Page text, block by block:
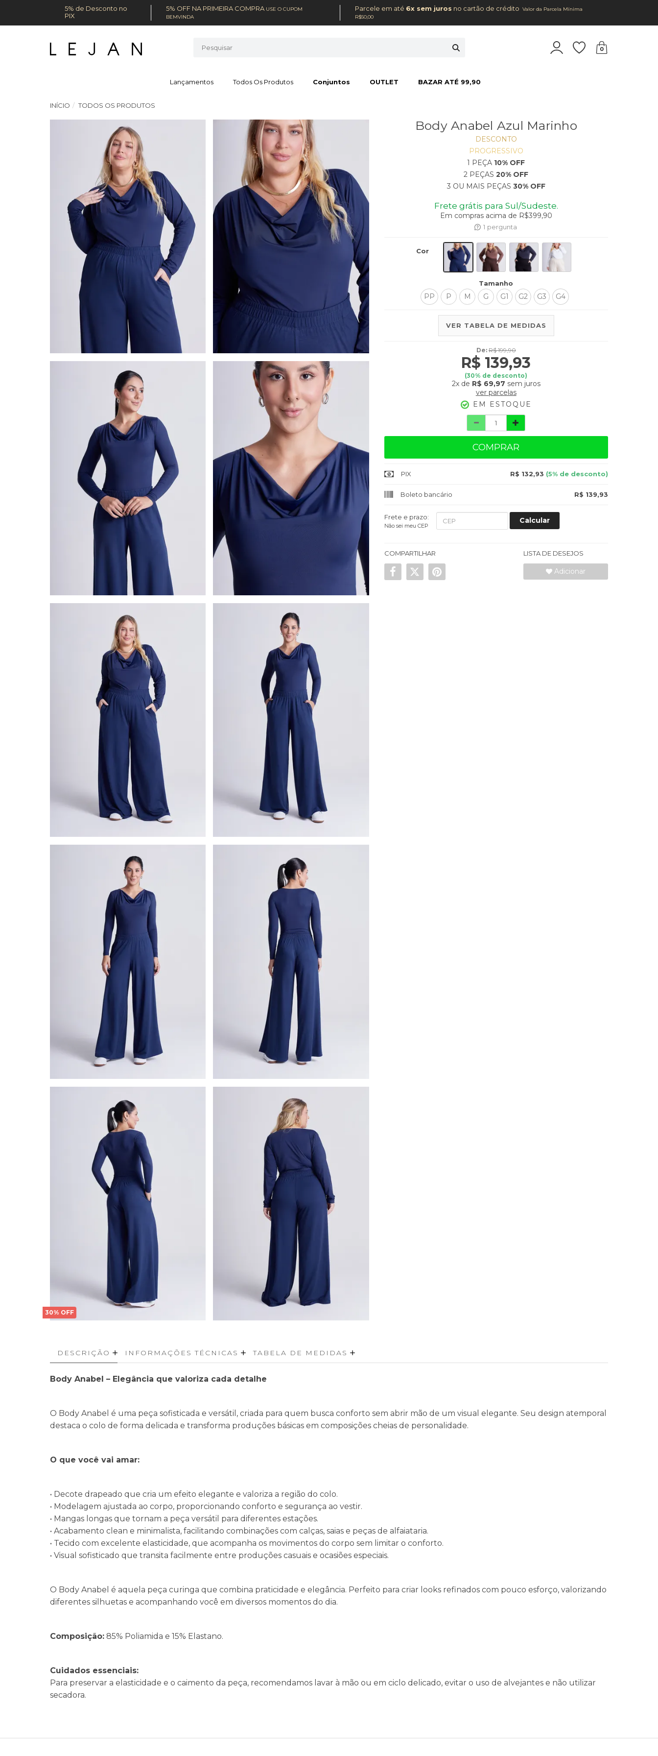
5% de Desconto no
PIX
5% OFF NA PRIMEIRA COMPRA USE O CUPOM
BEMVINDA
Parcele em até 6x sem juros no cartão de crédito Valor da Parcela Mínima
R$50,00
0
Lançamentos Todos Os Produtos Conjuntos OUTLET BAZAR ATÉ 99,90
INÍCIO TODOS OS PRODUTOS
30% OFF
Body Anabel Azul Marinho
DESCONTO
PROGRESSIVO
1 PEÇA 10% OFF
2 PEÇAS20% OFF
3 OU MAIS PEÇAS 30% OFF
Frete grátis para Sul/Sudeste.
Em compras acima de R$399,90
1 pergunta
Cor
Tamanho
PP P M G G1 G2 G3 G4
VER TABELA DE MEDIDAS
De:R$ 199,90
R$ 139,93
(30% de desconto)
2xde R$ 69,97 sem juros
ver parcelas
EM ESTOQUE
COMPRAR
PIX R$ 132,93 (5% de desconto)
Boleto bancário R$ 139,93
Frete e prazo:
Não sei meu CEP
Calcular
COMPARTILHAR LISTA DE DESEJOS
Adicionar
DESCRIÇÃO INFORMAÇÕES TÉCNICAS TABELA DE MEDIDAS
Body Anabel – Elegância que valoriza cada detalhe
O Body Anabel é uma peça sofisticada e versátil, criada para quem busca conforto sem abrir mão de um visual elegante. Seu design atemporal
destaca o colo de forma delicada e transforma produções básicas em composições cheias de personalidade.
O que você vai amar:
• Decote drapeado que cria um efeito elegante e valoriza a região do colo.
• Modelagem ajustada ao corpo, proporcionando conforto e segurança ao vestir.
• Mangas longas que tornam a peça versátil para diferentes estações.
• Acabamento clean e minimalista, facilitando combinações com calças, saias e peças de alfaiataria.
• Tecido com excelente elasticidade, que acompanha os movimentos do corpo sem limitar o conforto.
• Visual sofisticado que transita facilmente entre produções casuais e ocasiões especiais.
O Body Anabel é aquela peça curinga que combina praticidade e elegância. Perfeito para criar looks refinados com pouco esforço, valorizando
diferentes silhuetas e acompanhando você em diversos momentos do dia.
Composição: 85% Poliamida e 15% Elastano.
Cuidados essenciais:
Para preservar a elasticidade e o caimento da peça, recomendamos lavar à mão ou em ciclo delicado, evitar o uso de alvejantes e não utilizar
secadora.